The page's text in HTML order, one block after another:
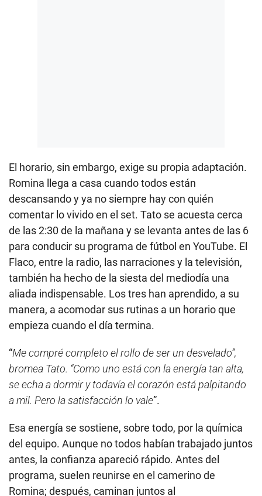
El horario, sin embargo, exige su propia adaptación.
Romina llega a casa cuando todos están
descansando y ya no siempre hay con quién
comentar lo vivido en el set. Tato se acuesta cerca
de las 2:30 de la mañana y se levanta antes de las 6
para conducir su programa de fútbol en YouTube. El
Flaco, entre la radio, las narraciones y la televisión,
también ha hecho de la siesta del mediodía una
aliada indispensable. Los tres han aprendido, a su
manera, a acomodar sus rutinas a un horario que
empieza cuando el día termina.
“Me compré completo el rollo de ser un desvelado”,
bromea Tato. “Como uno está con la energía tan alta,
se echa a dormir y todavía el corazón está palpitando
a mil. Pero la satisfacción lo vale”.
Esa energía se sostiene, sobre todo, por la química
del equipo. Aunque no todos habían trabajado juntos
antes, la confianza apareció rápido. Antes del
programa, suelen reunirse en el camerino de
Romina; después, caminan juntos al